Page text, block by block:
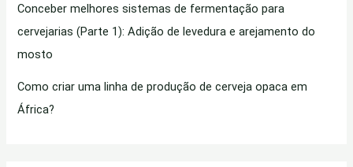
Conceber melhores sistemas de fermentação para
cervejarias (Parte 1): Adição de levedura e arejamento do
mosto
Como criar uma linha de produção de cerveja opaca em
África?